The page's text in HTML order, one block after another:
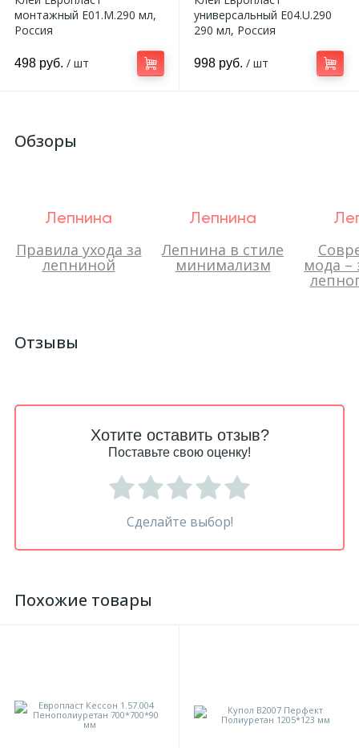
монтажный E01.M.290 мл,
Россия
498 руб. / шт
универсальный E04.U.290
290 мл, Россия
998 руб. / шт
Обзоры
Лепнина
Правила ухода за
лепниной
Лепнина
Лепнина в стиле
минимализм мода –
Отзывы
Хотите оставить отзыв?
Поставьте свою оценку!
Сделайте выбор!
Похожие товары